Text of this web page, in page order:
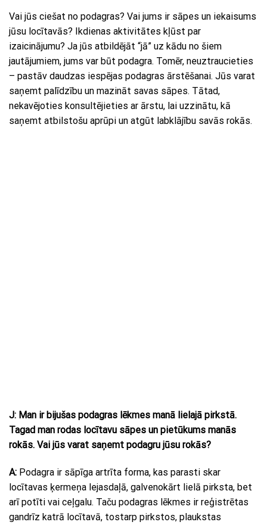
Vai jūs ciešat no podagras? Vai jums ir sāpes un iekaisums
jūsu locītavās? Ikdienas aktivitātes kļūst par
izaicinājumu? Ja jūs atbildējāt “jā” uz kādu no šiem
jautājumiem, jums var būt podagra. Tomēr, neuztraucieties
– pastāv daudzas iespējas podagras ārstēšanai. Jūs varat
saņemt palīdzību un mazināt savas sāpes. Tātad,
nekavējoties konsultējieties ar ārstu, lai uzzinātu, kā
saņemt atbilstošu aprūpi un atgūt labklājību savās rokās.
J: Man ir bijušas podagras lēkmes manā lielajā pirkstā.
Tagad man rodas locītavu sāpes un pietūkums manās
rokās. Vai jūs varat saņemt podagru jūsu rokās?
A: Podagra ir sāpīga artrīta forma, kas parasti skar
locītavas ķermeņa lejasdaļā, galvenokārt lielā pirksta, bet
arī potīti vai ceļgalu. Taču podagras lēkmes ir reģistrētas
gandrīz katrā locītavā, tostarp pirkstos, plaukstas